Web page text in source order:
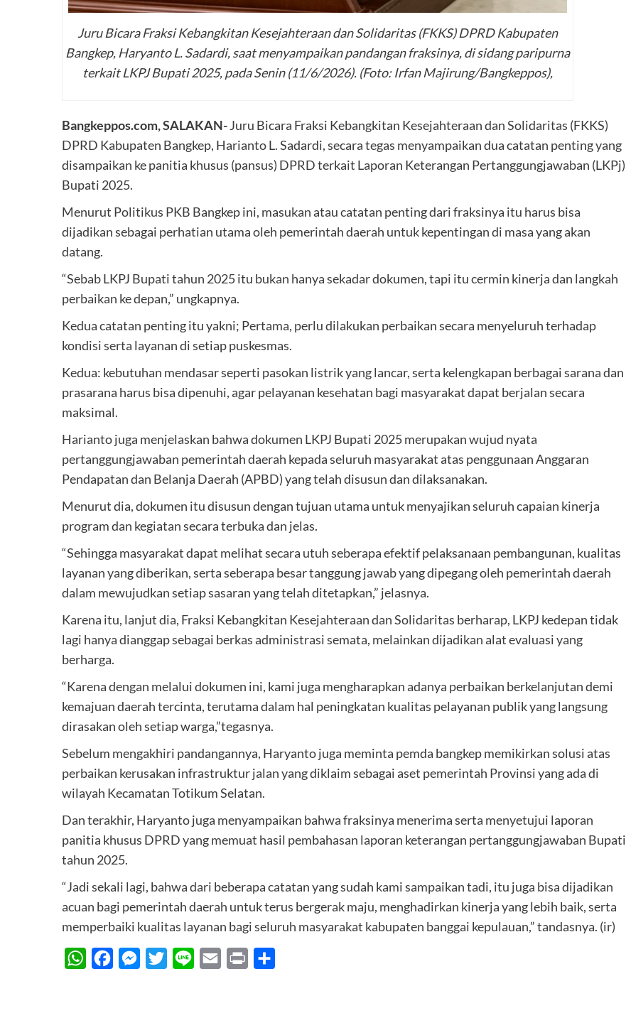
Juru Bicara Fraksi Kebangkitan Kesejahteraan dan Solidaritas (FKKS) DPRD Kabupaten
Bangkep, Haryanto L. Sadardi, saat menyampaikan pandangan fraksinya, di sidang paripurna
terkait LKPJ Bupati 2025, pada Senin (11/6/2026). (Foto: Irfan Majirung/Bangkeppos),
Bangkeppos.com, SALAKAN-Juru Bicara Fraksi Kebangkitan Kesejahteraan dan Solidaritas (FKKS)
DPRD Kabupaten Bangkep, Harianto L. Sadardi, secara tegas menyampaikan dua catatan penting yang
disampaikan ke panitia khusus (pansus) DPRD terkait Laporan Keterangan Pertanggungjawaban (LKPj)
Bupati 2025.
Menurut Politikus PKB Bangkep ini, masukan atau catatan penting dari fraksinya itu harus bisa
dijadikan sebagai perhatian utama oleh pemerintah daerah untuk kepentingan di masa yang akan
datang.
“Sebab LKPJ Bupati tahun 2025 itu bukan hanya sekadar dokumen, tapi itu cermin kinerja dan langkah
perbaikan ke depan,” ungkapnya.
Kedua catatan penting itu yakni; Pertama, perlu dilakukan perbaikan secara menyeluruh terhadap
kondisi serta layanan di setiap puskesmas.
Kedua: kebutuhan mendasar seperti pasokan listrik yang lancar, serta kelengkapan berbagai sarana dan
prasarana harus bisa dipenuhi, agar pelayanan kesehatan bagi masyarakat dapat berjalan secara
maksimal.
Harianto juga menjelaskan bahwa dokumen LKPJ Bupati 2025 merupakan wujud nyata
pertanggungjawaban pemerintah daerah kepada seluruh masyarakat atas penggunaan Anggaran
Pendapatan dan Belanja Daerah (APBD) yang telah disusun dan dilaksanakan.
Menurut dia, dokumen itu disusun dengan tujuan utama untuk menyajikan seluruh capaian kinerja
program dan kegiatan secara terbuka dan jelas.
“Sehingga masyarakat dapat melihat secara utuh seberapa efektif pelaksanaan pembangunan, kualitas
layanan yang diberikan, serta seberapa besar tanggung jawab yang dipegang oleh pemerintah daerah
dalam mewujudkan setiap sasaran yang telah ditetapkan,” jelasnya.
Karena itu, lanjut dia, Fraksi Kebangkitan Kesejahteraan dan Solidaritas berharap, LKPJ kedepan tidak
lagi hanya dianggap sebagai berkas administrasi semata, melainkan dijadikan alat evaluasi yang
berharga.
“Karena dengan melalui dokumen ini, kami juga mengharapkan adanya perbaikan berkelanjutan demi
kemajuan daerah tercinta, terutama dalam hal peningkatan kualitas pelayanan publik yang langsung
dirasakan oleh setiap warga,”tegasnya.
Sebelum mengakhiri pandangannya, Haryanto juga meminta pemda bangkep memikirkan solusi atas
perbaikan kerusakan infrastruktur jalan yang diklaim sebagai aset pemerintah Provinsi yang ada di
wilayah Kecamatan Totikum Selatan.
Dan terakhir, Haryanto juga menyampaikan bahwa fraksinya menerima serta menyetujui laporan
panitia khusus DPRD yang memuat hasil pembahasan laporan keterangan pertanggungjawaban Bupati
tahun 2025.
“Jadi sekali lagi, bahwa dari beberapa catatan yang sudah kami sampaikan tadi, itu juga bisa dijadikan
acuan bagi pemerintah daerah untuk terus bergerak maju, menghadirkan kinerja yang lebih baik, serta
memperbaiki kualitas layanan bagi seluruh masyarakat kabupaten banggai kepulauan,” tandasnya. (ir)
WhatsAppFacebookMessenger
Twitter Line Email Print